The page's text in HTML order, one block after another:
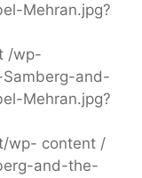
Mehran.jpg?
/wp-
and-
Mehran.jpg?
wp- content /
and-the-